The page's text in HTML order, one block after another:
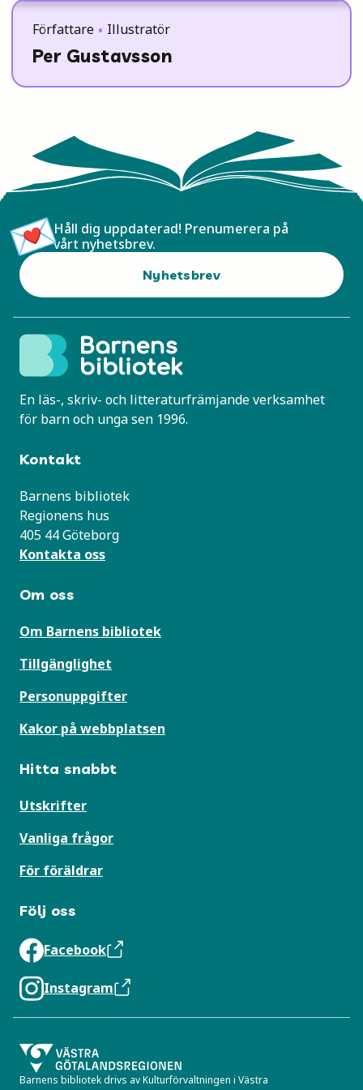
Per Gustavsson
Författare Illustratör
Håll dig uppdaterad! Prenumerera på
vårt nyhetsbrev.
Nyhetsbrev
En läs-, skriv- och litteraturfrämjande verksamhet
för barn och unga sen 1996.
Kontakt
Barnens bibliotek
Regionens hus
405 44 Göteborg
Kontakta oss
Om oss
Om Barnens bibliotek
Tillgänglighet
Personuppgifter
Kakor på webbplatsen
Hitta snabbt
Utskrifter
Vanliga frågor
För föräldrar
Följ oss
Facebook
Instagram
Barnens bibliotek drivs av Kulturförvaltningen i Västra